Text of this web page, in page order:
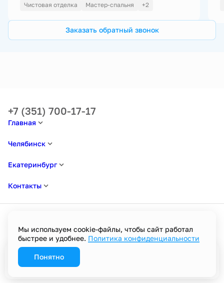
Чистовая отделка
Мастер-спальня +2
Заказать обратный звонок
Главная
Челябинск
Екатеринбург
Контакты
+7 (351) 700-17-17
Политика в отношении обработки персональных данных
Пользовательское соглашение
Мы используем cookie-файлы, чтобы сайт работал
быстрее и удобнее. Политика конфиденциальности
Понятно